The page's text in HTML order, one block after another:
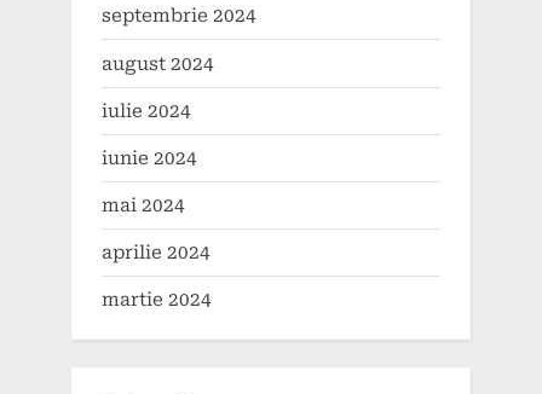
septembrie 2024
august 2024
iulie 2024
iunie 2024
mai 2024
aprilie 2024
martie 2024